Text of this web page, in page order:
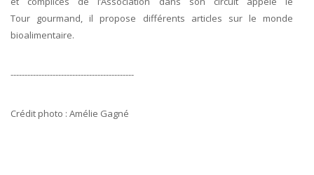
Tour gourmand, il propose différents articles sur le monde
bioalimentaire.
--------------------------------------------
Crédit photo : Amélie Gagné